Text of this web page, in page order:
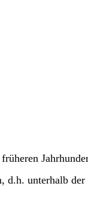
d.h. unterhalb der